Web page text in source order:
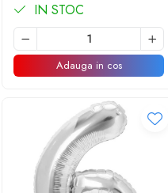
IN STOC
Adauga in cos